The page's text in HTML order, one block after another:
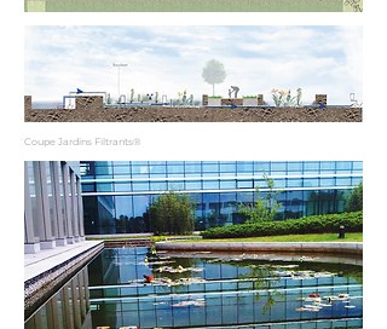
Coupe Jardins Filtrants®